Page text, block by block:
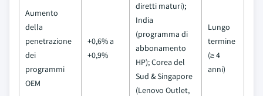
Aumento
della
penetrazione
dei
programmi
OEM
+0,6% a
+0,9%
diretti maturi);
India
(programma di
abbonamento
HP); Corea del
Sud & Singapore
(Lenovo Outlet,
Lungo
termine
(≥ 4
anni)